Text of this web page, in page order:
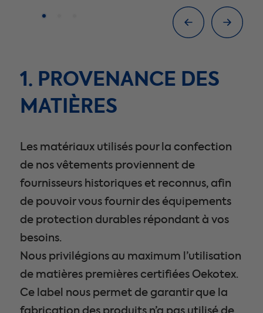
1. PROVENANCE DES
MATIÈRES
Les matériaux utilisés pour la confection
de nos vêtements proviennent de
fournisseurs historiques et reconnus, afin
de pouvoir vous fournir des équipements
de protection durables répondant à vos
besoins.
Nous privilégions au maximum l’utilisation
de matières premières certifiées Oekotex.
Ce label nous permet de garantir que la